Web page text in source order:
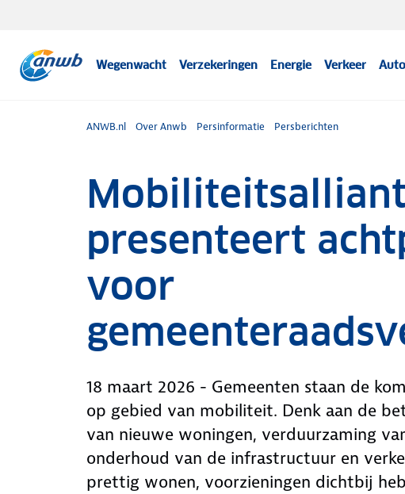
Wegenwacht Verzekeringen Energie Verkeer Auto
ANWB.nl Over Anwb Persinformatie Persberichten
presenteert
voor
18 maart 2026 - Gemeenten staan de
op gebied van mobiliteit. Denk aan de
van nieuwe woningen, verduurzaming
onderhoud van de infrastructuur en
prettig wonen, voorzieningen dichtbij